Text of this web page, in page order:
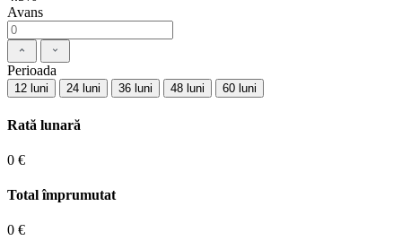
Avans
Perioada
12 luni 24 luni 36 luni 48 luni 60 luni
Rată lunară
0 €
Total împrumutat
0 €